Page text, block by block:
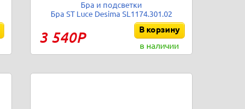
Бра и подсветки
Бра ST Luce Desima SL1174.301.02
3 540Р
В корзину
в наличии